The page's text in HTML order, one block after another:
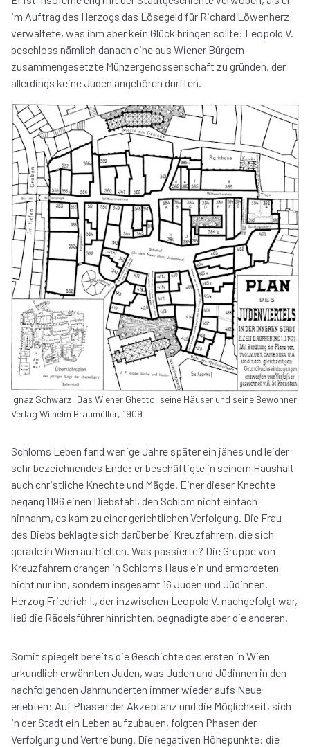
im Auftrag des Herzogs das Lösegeld für Richard Löwenherz
verwaltete, was ihm aber kein Glück bringen sollte: Leopold V.
beschloss nämlich danach eine aus Wiener Bürgern
zusammengesetzte Münzergenossenschaft zu gründen, der
allerdings keine Juden angehören durften.
Ignaz Schwarz: Das Wiener Ghetto, seine Häuser und seine Bewohner.
Verlag Wilhelm Braumüller, 1909
Schloms Leben fand wenige Jahre später ein jähes und leider
sehr bezeichnendes Ende: er beschäftigte in seinem Haushalt
auch christliche Knechte und Mägde. Einer dieser Knechte
begang 1196 einen Diebstahl, den Schlom nicht einfach
hinnahm, es kam zu einer gerichtlichen Verfolgung. Die Frau
des Diebs beklagte sich darüber bei Kreuzfahrern, die sich
gerade in Wien aufhielten. Was passierte? Die Gruppe von
Kreuzfahrern drangen in Schloms Haus ein und ermordeten
nicht nur ihn, sondern insgesamt 16 Juden und Jüdinnen.
Herzog Friedrich I., der inzwischen Leopold V. nachgefolgt war,
ließ die Rädelsführer hinrichten, begnadigte aber die anderen.
Somit spiegelt bereits die Geschichte des ersten in Wien
urkundlich erwähnten Juden, was Juden und Jüdinnen in den
nachfolgenden Jahrhunderten immer wieder aufs Neue
erlebten: Auf Phasen der Akzeptanz und die Möglichkeit, sich
in der Stadt ein Leben aufzubauen, folgten Phasen der
Verfolgung und Vertreibung. Die negativen Höhepunkte: die